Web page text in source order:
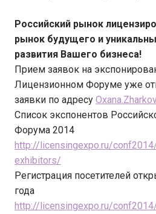
Российский рынок
рынок будущего и
развития Вашего бизнеса!
Прием заявок на
Лицензионном Форуме уже
заявки по адресу
Список экспонентов
Форума 2014
http://licensingexpo.ru/
exhibitors/
Регистрация посетителей
года
http://licensingexpo.ru/